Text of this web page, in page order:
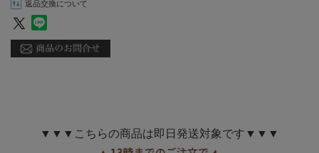
返品交換について
▼▼▼こちらの商品は即日発送対象です▼▼▼